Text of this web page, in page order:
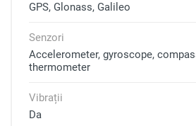
GPS, Glonass, Galileo
Senzori
Accelerometer, gyroscope,
thermometer
Vibrații
Da